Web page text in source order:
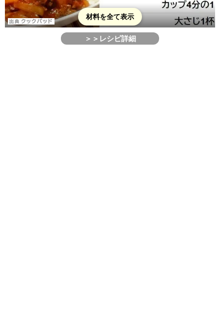
材料を全て表示
＞＞レシピ詳細